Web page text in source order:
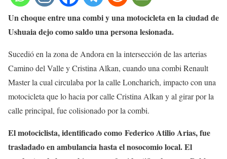
Un choque entre una combi y una motocicleta en la ciudad de
Ushuaia dejo como saldo una persona lesionada.
Sucedió en la zona de Andora en la intersección de las arterias
Camino del Valle y Cristina Alkan, cuando una combi Renault
Master la cual circulaba por la calle Loncharich, impacto con una
motocicleta que lo hacia por calle Cristina Alkan y al girar por la
calle principal, fue colisionado por la combi.
El motociclista, identificado como Federico Atilio Arias, fue
trasladado en ambulancia hasta el nosocomio local. El